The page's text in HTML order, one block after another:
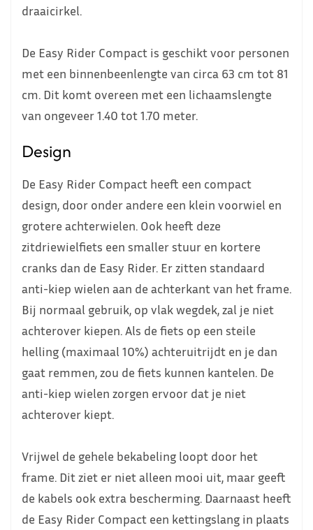
draaicirkel.
De Easy Rider Compact is geschikt voor personen
met een binnenbeenlengte van circa 63 cm tot 81
cm. Dit komt overeen met een lichaamslengte
van ongeveer 1.40 tot 1.70 meter.
Design
De Easy Rider Compact heeft een compact
design, door onder andere een klein voorwiel en
grotere achterwielen. Ook heeft deze
zitdriewielfiets een smaller stuur en kortere
cranks dan de Easy Rider. Er zitten standaard
anti-kiep wielen aan de achterkant van het frame.
Bij normaal gebruik, op vlak wegdek, zal je niet
achterover kiepen. Als de fiets op een steile
helling (maximaal 10%) achteruitrijdt en je dan
gaat remmen, zou de fiets kunnen kantelen. De
anti-kiep wielen zorgen ervoor dat je niet
achterover kiept.
Vrijwel de gehele bekabeling loopt door het
frame. Dit ziet er niet alleen mooi uit, maar geeft
de kabels ook extra bescherming. Daarnaast heeft
de Easy Rider Compact een kettingslang in plaats